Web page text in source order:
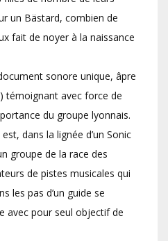
un Bästard, combien de
fait de noyer à la naissance
sonore unique, âpre
témoignant avec force de
du groupe lyonnais.
dans la lignée d’un Sonic
groupe de la race des
de pistes musicales qui
les pas d’un guide se
avec pour seul objectif de